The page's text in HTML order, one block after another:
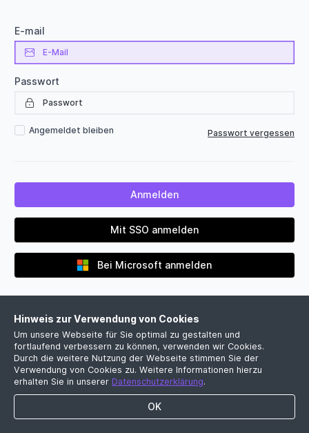
E-mail
Passwort
Angemeldet bleiben Passwort vergessen
Mit SSO anmelden
Bei Microsoft anmelden
Noch kein Firmenkonto?
Jetzt kostenlose Demo vereinbaren
Hinweis zur Verwendung von Cookies
Um unsere Webseite für Sie optimal zu gestalten und
fortlaufend verbessern zu können, verwenden wir Cookies.
Durch die weitere Nutzung der Webseite stimmen Sie der
Verwendung von Cookies zu. Weitere Informationen hierzu
erhalten Sie in unserer Datenschutzerklärung.
OK